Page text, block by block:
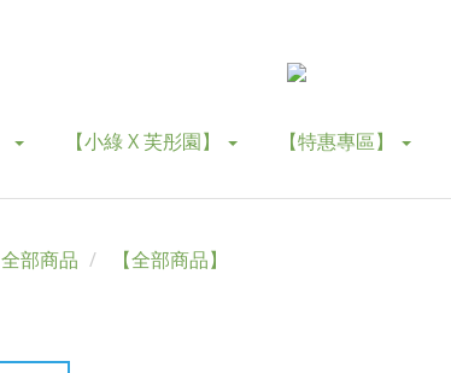
【小綠 X 芙彤園】 【特惠專區】
全部商品 【全部商品】